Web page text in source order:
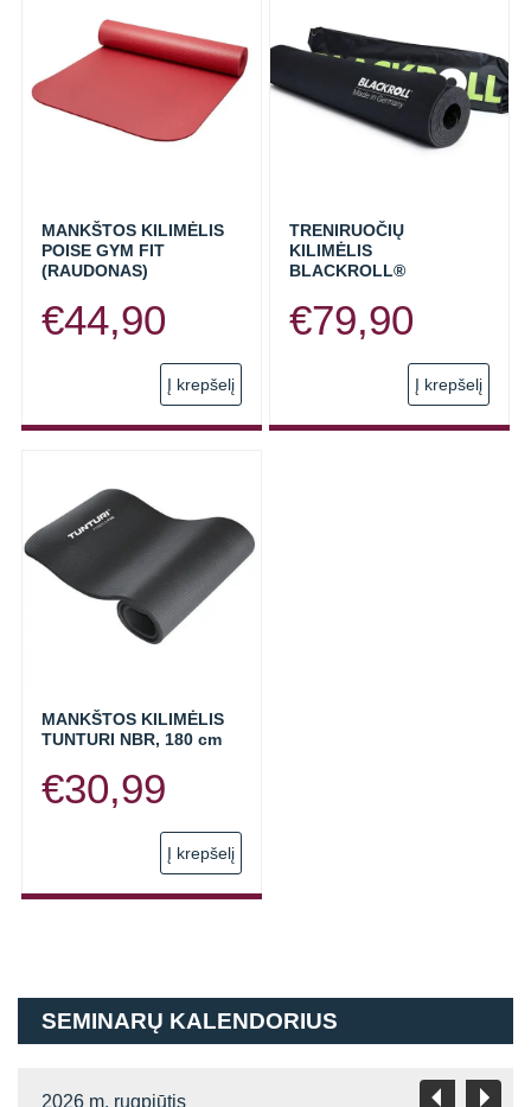
MANKŠTOS KILIMĖLIS
POISE GYM FIT
(RAUDONAS)
€44,90
Į krepšelį
TRENIRUOČIŲ
KILIMĖLIS
BLACKROLL®
€79,90
Į krepšelį
MANKŠTOS KILIMĖLIS
TUNTURI NBR, 180 cm
€30,99
Į krepšelį
SEMINARŲ KALENDORIUS
2026 m. rugpjūtis